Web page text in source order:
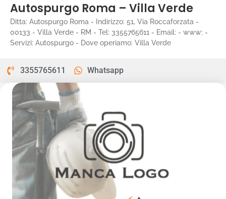
Autospurgo Roma – Villa Verde
Ditta: Autospurgo Roma - Indirizzo: 51, Via Roccaforzata -
00133 - Villa Verde - RM - Tel: 3355765611 - Email: - www: -
Servizi: Autospurgo - Dove operiamo: Villa Verde
3355765611 Whatsapp